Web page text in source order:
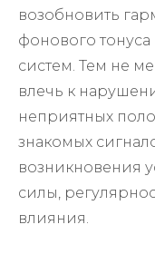
возобновить
фонового
систем. Тем не
влечь к
неприятных
знакомых
возникновения
силы,
влияния.